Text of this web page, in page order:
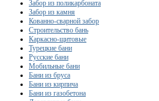
Забор из поликарбоната
Забор из камня
Кованно-сварной забор
Строительство бань
Каркасно-щитовые
Турецкие бани
Русские бани
Мобильные бани
Бани из бруса
Бани из кирпича
Бани из газобетона